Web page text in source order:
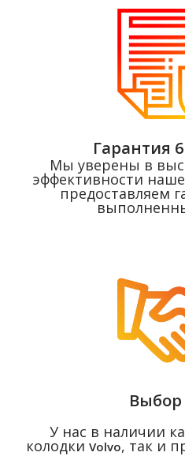
Гарантия
Мы уверены в
эффективности
предоставляем
Выбор
У нас в наличии
колодки Volvo, так и